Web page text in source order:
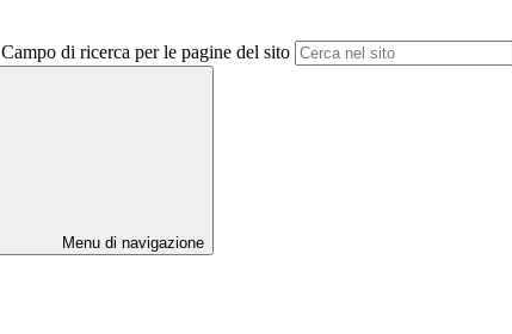
Campo di ricerca per le pagine del sito
Menu di navigazione